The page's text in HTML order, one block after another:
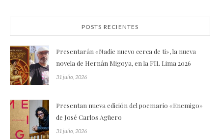
POSTS RECIENTES
Presentarán «Nadie nuevo cerca de ti», la nueva
novela de Hernán Migoya, en la FIL Lima 2026
31 julio, 2026
Presentan nueva edición del poemario «Enemigo»
de José Carlos Agüero
31 julio, 2026